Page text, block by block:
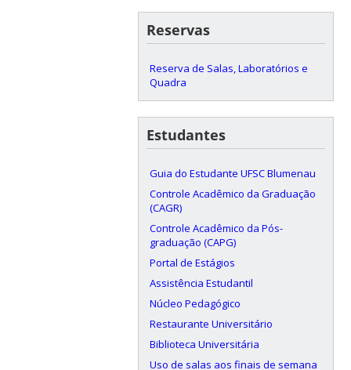
Reservas
Reserva de Salas, Laboratórios e
Quadra
Estudantes
Guia do Estudante UFSC Blumenau
Controle Acadêmico da Graduação
(CAGR)
Controle Acadêmico da Pós-
graduação (CAPG)
Portal de Estágios
Assistência Estudantil
Núcleo Pedagógico
Restaurante Universitário
Biblioteca Universitária
Uso de salas aos finais de semana